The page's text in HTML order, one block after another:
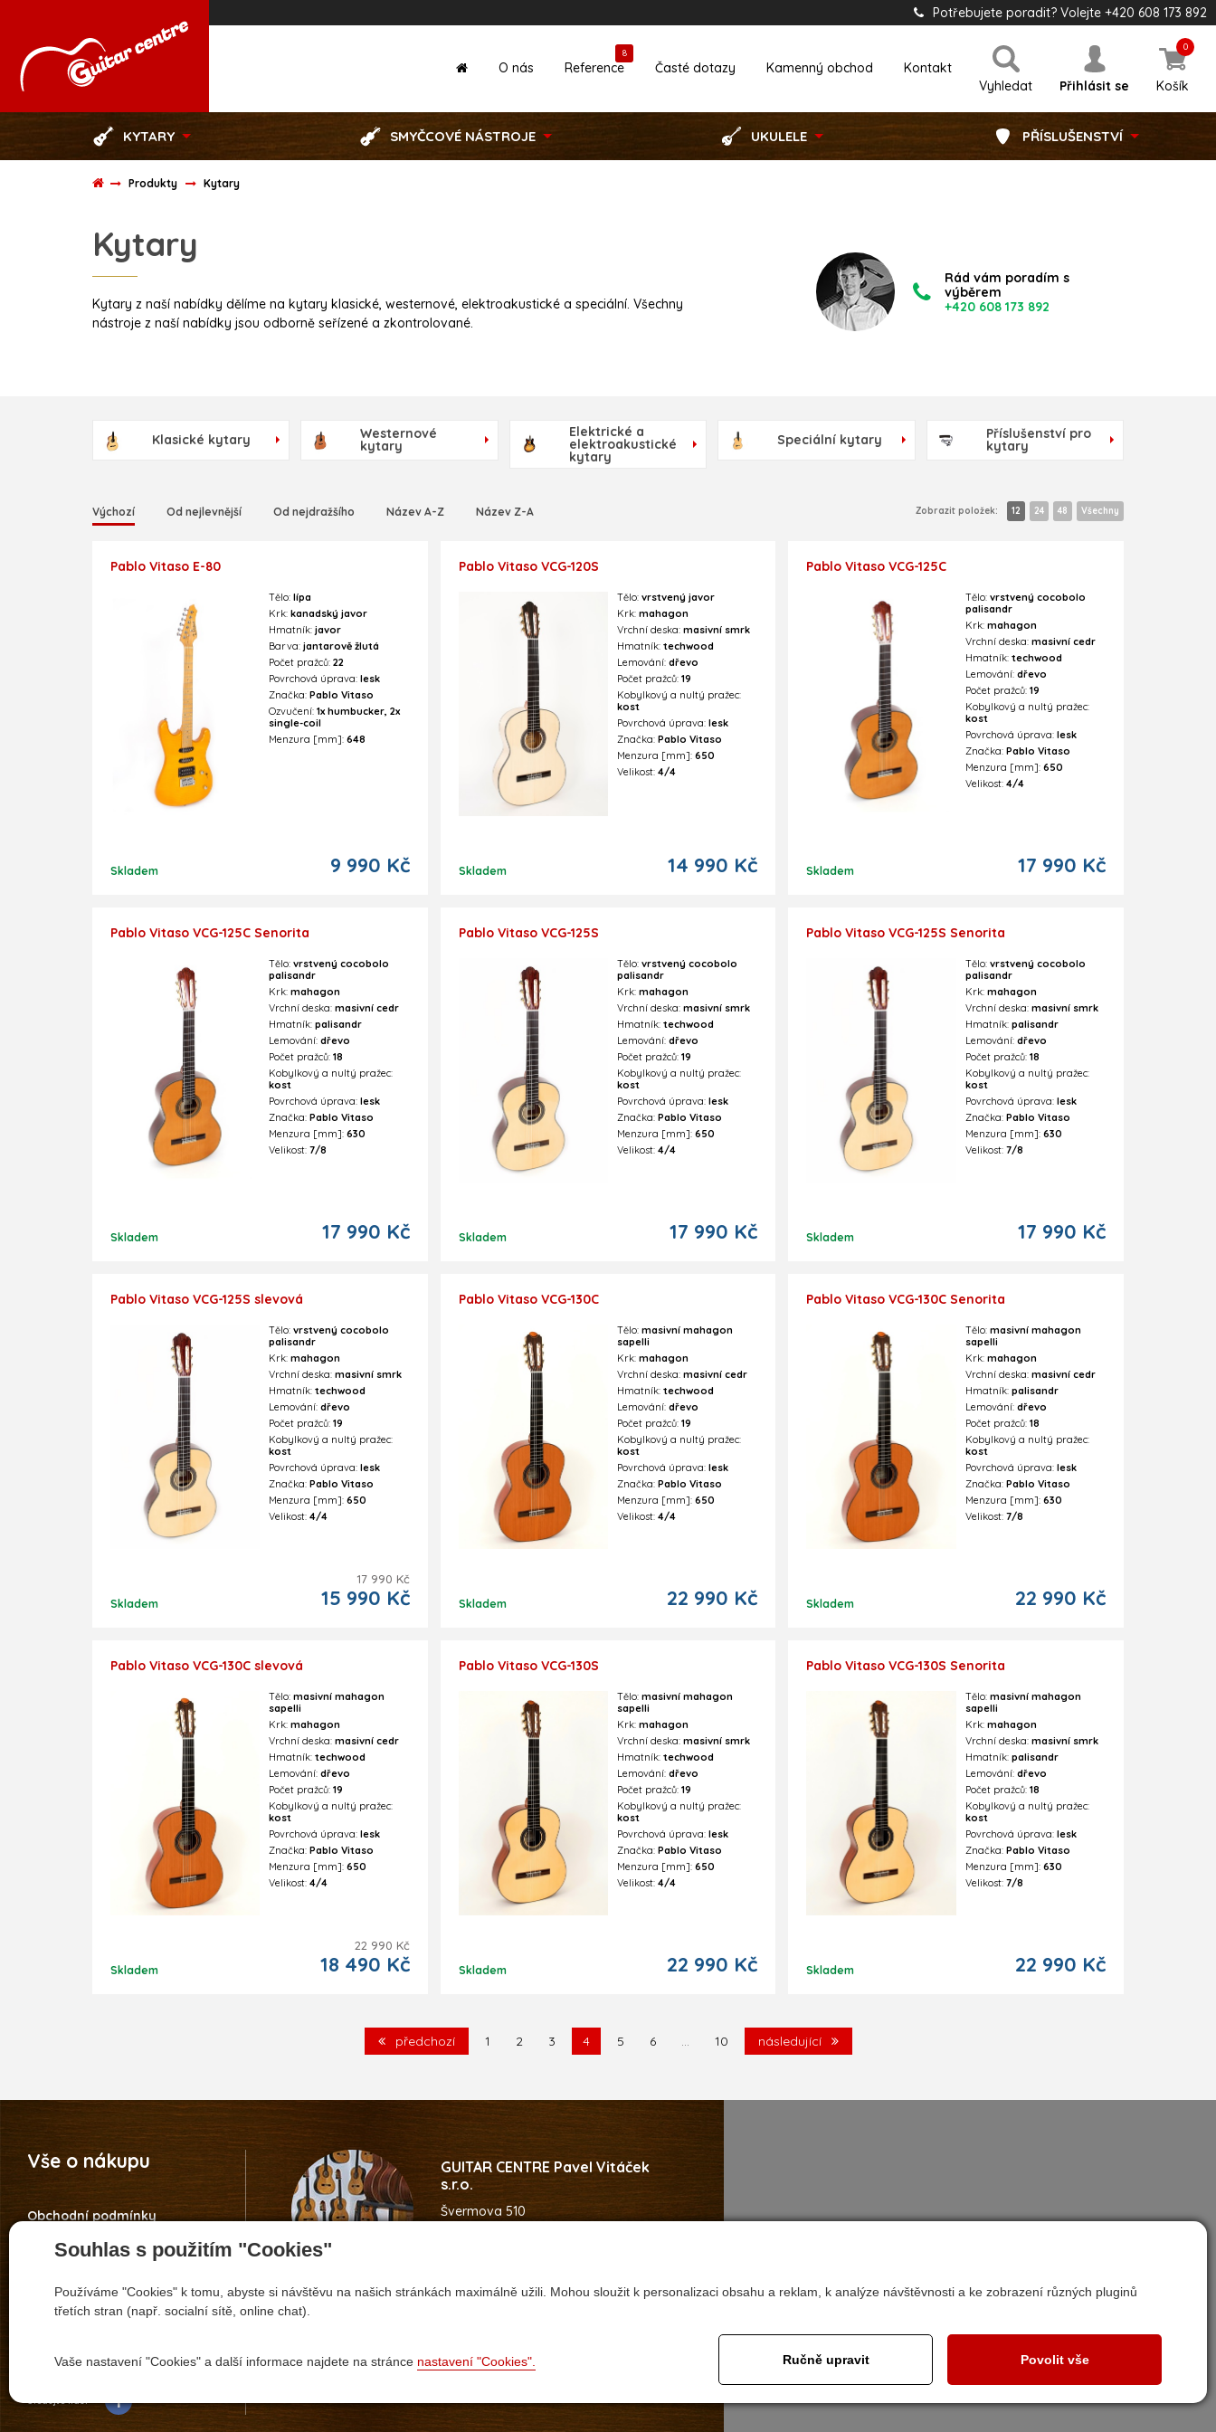
Souhlas s použitím "Cookies"
Používáme "Cookies" k tomu, abyste si návštěvu na našich stránkách maximálně užili. Mohou sloužit k personalizaci obsahu a reklam, k analýze návštěvnosti a ke zobrazení různých pluginů
třetích stran (např. socialní sítě, online chat).
Vaše nastavení "Cookies" a další informace najdete na stránce nastavení "Cookies". Ručně upravit Povolit vše
Potřebujete poradit? Volejte +420 608 173 892
Vyhledat Přihlásit se Košík
0
O nás Reference
8
Časté dotazy Kamenný obchod Kontakt
KYTARY SMYČCOVÉ NÁSTROJE UKULELE PŘÍSLUŠENSTVÍ
Produkty Kytary
Kytary
Kytary z naší nabídky dělíme na kytary klasické, westernové, elektroakustické a speciální. Všechny
nástroje z naší nabídky jsou odborně seřízené a zkontrolované.
Rád vám poradím s
výběrem
+420 608 173 892
Klasické kytary Westernové
kytary
Elektrické a
elektroakustické
kytary
Speciální kytary Příslušenství pro
kytary
Výchozí Od nejlevnější Od nejdražšího Název A-Z Název Z-A Zobrazit položek: 12 24 48 Všechny
Pablo Vitaso E-80
Skladem
Tělo:lípa
Krk:kanadský javor
Hmatník:javor
Barva:jantarově žlutá
Počet pražců:22
Povrchová úprava:lesk
Značka:Pablo Vitaso
Ozvučení:1x humbucker, 2x
single-coil
Menzura [mm]:648
9 990 Kč
Pablo Vitaso VCG-120S
Skladem
Tělo: vrstvený javor
Krk: mahagon
Vrchní deska: masivní smrk
Hmatník: techwood
Lemování: dřevo
Počet pražců: 19
Kobylkový a nultý pražec:
kost
Povrchová úprava: lesk
Značka: Pablo Vitaso
Menzura [mm]: 650
Velikost: 4/4
14 990 Kč
Pablo Vitaso VCG-125C
Skladem
Tělo: vrstvený cocobolo
palisandr
Krk: mahagon
Vrchní deska: masivní cedr
Hmatník: techwood
Lemování: dřevo
Počet pražců: 19
Kobylkový a nultý pražec:
kost
Povrchová úprava: lesk
Značka: Pablo Vitaso
Menzura [mm]: 650
Velikost: 4/4
17 990 Kč
Pablo Vitaso VCG-125C Senorita
Skladem
Tělo:vrstvený cocobolo
palisandr
Krk:mahagon
Vrchní deska:masivní cedr
Hmatník:palisandr
Lemování:dřevo
Počet pražců:18
Kobylkový a nultý pražec:
kost
Povrchová úprava:lesk
Značka:Pablo Vitaso
Menzura [mm]:630
Velikost:7/8
17 990 Kč
Pablo Vitaso VCG-125S
Skladem
Tělo: vrstvený cocobolo
palisandr
Krk: mahagon
Vrchní deska: masivní smrk
Hmatník: techwood
Lemování: dřevo
Počet pražců: 19
Kobylkový a nultý pražec:
kost
Povrchová úprava: lesk
Značka: Pablo Vitaso
Menzura [mm]: 650
Velikost: 4/4
17 990 Kč
Pablo Vitaso VCG-125S Senorita
Skladem
Tělo: vrstvený cocobolo
palisandr
Krk: mahagon
Vrchní deska: masivní smrk
Hmatník: palisandr
Lemování: dřevo
Počet pražců: 18
Kobylkový a nultý pražec:
kost
Povrchová úprava: lesk
Značka: Pablo Vitaso
Menzura [mm]: 630
Velikost: 7/8
17 990 Kč
Pablo Vitaso VCG-125S slevová
Skladem
Tělo:vrstvený cocobolo
palisandr
Krk:mahagon
Vrchní deska:masivní smrk
Hmatník:techwood
Lemování:dřevo
Počet pražců:19
Kobylkový a nultý pražec:
kost
Povrchová úprava:lesk
Značka:Pablo Vitaso
Menzura [mm]:650
Velikost:4/4
17 990 Kč
15 990 Kč
Pablo Vitaso VCG-130C
Skladem
Tělo: masivní mahagon
sapelli
Krk: mahagon
Vrchní deska: masivní cedr
Hmatník: techwood
Lemování: dřevo
Počet pražců: 19
Kobylkový a nultý pražec:
kost
Povrchová úprava: lesk
Značka: Pablo Vitaso
Menzura [mm]: 650
Velikost: 4/4
22 990 Kč
Pablo Vitaso VCG-130C Senorita
Skladem
Tělo: masivní mahagon
sapelli
Krk: mahagon
Vrchní deska: masivní cedr
Hmatník: palisandr
Lemování: dřevo
Počet pražců: 18
Kobylkový a nultý pražec:
kost
Povrchová úprava: lesk
Značka: Pablo Vitaso
Menzura [mm]: 630
Velikost: 7/8
22 990 Kč
Pablo Vitaso VCG-130C slevová
Skladem
Tělo:masivní mahagon
sapelli
Krk:mahagon
Vrchní deska:masivní cedr
Hmatník:techwood
Lemování:dřevo
Počet pražců:19
Kobylkový a nultý pražec:
kost
Povrchová úprava:lesk
Značka:Pablo Vitaso
Menzura [mm]:650
Velikost:4/4
22 990 Kč
18 490 Kč
Pablo Vitaso VCG-130S
Skladem
Tělo: masivní mahagon
sapelli
Krk: mahagon
Vrchní deska: masivní smrk
Hmatník: techwood
Lemování: dřevo
Počet pražců: 19
Kobylkový a nultý pražec:
kost
Povrchová úprava: lesk
Značka: Pablo Vitaso
Menzura [mm]: 650
Velikost: 4/4
22 990 Kč
Pablo Vitaso VCG-130S Senorita
Skladem
Tělo: masivní mahagon
sapelli
Krk: mahagon
Vrchní deska: masivní smrk
Hmatník: palisandr
Lemování: dřevo
Počet pražců: 18
Kobylkový a nultý pražec:
kost
Povrchová úprava: lesk
Značka: Pablo Vitaso
Menzura [mm]: 630
Velikost: 7/8
22 990 Kč
předchozí 1 2 3 4 5 6 ... 10 následující
Vše o nákupu
Obchodní podmínky
Vrácení zboží
Záruka 5 let Guitar Centre
Informace o ochraně osobních
Sledujte nás:
GUITAR CENTRE Pavel Vitáček
s.r.o.
Švermova 510
Nastavit cookies